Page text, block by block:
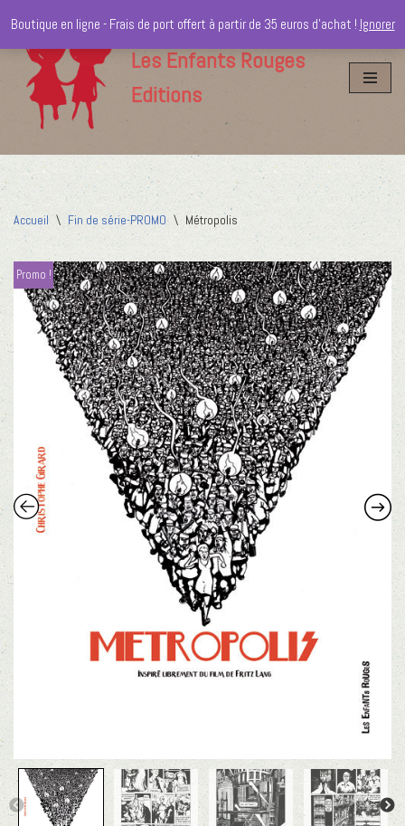
Aller
contenu
Les Enfants Rouges
Editions
Accueil \ Fin de série-PROMO \ Métropolis
Promo !
Boutique en ligne - Frais de port offert à partir de 35 euros d'achat ! Ignorer